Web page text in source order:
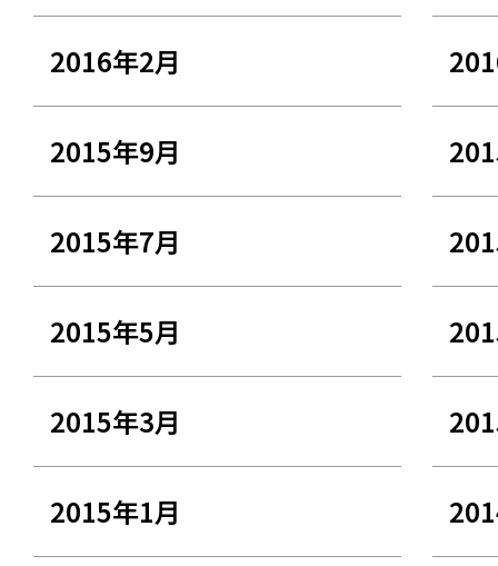
2016年2月
2015年9月
2015年7月
2015年5月
2015年3月
2015年1月